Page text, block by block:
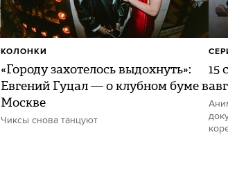
«Городу захотелось выдохнуть»:
Евгений Гуцал — о клубном буме в
Москве
Чиксы снова танцуют
КОЛОНКИ
15